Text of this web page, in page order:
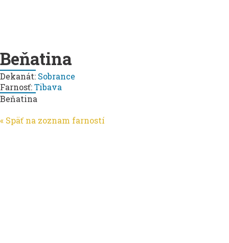
Beňatina
Dekanát: Sobrance
Farnosť:Tibava
Beňatina
« Späť na zoznam farností